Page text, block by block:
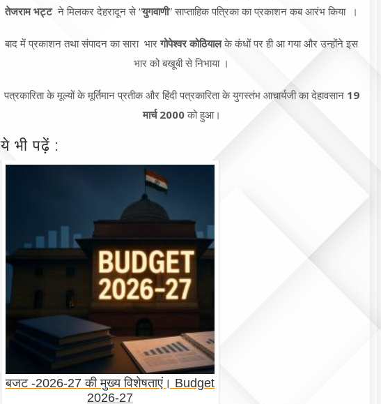
तेजराम भट्टने मिलकर देहरादून से “युगवाणी” साप्ताहिक पत्रिका का प्रकाशन कब आरंभ किया ।
बाद में प्रकाशन तथा संपादन का सारा भारगोपेश्वर कोठियालके कंधों पर ही आ गया और उन्होंने इस
भार को बखूबी से निभाया ।
पत्रकारिता के मूल्यों के मूर्तिमान प्रतीक और हिंदी पत्रकारिता के युगस्तंभ आचार्यजी का देहावसान 19
मार्च 2000को हुआ।
ये भी पढ़ें :
बजट -2026-27 की मुख्य विशेषताएं। Budget
2026-27